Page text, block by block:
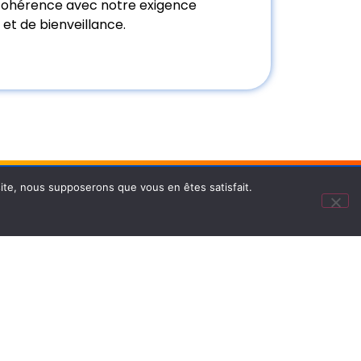
avec notre exigence
et de bienveillance.
Nos certifications
nous supposerons que vous en êtes satisfait.